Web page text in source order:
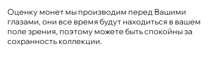
Оценку монет мы производим перед Вашими
глазами, они все время будут находиться в вашем
поле зрения, поэтому можете быть спокойны за
сохранность коллекции.